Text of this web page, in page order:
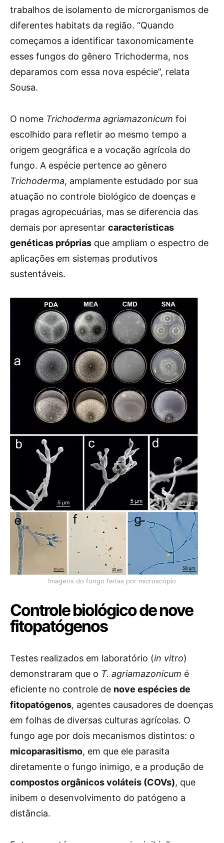
trabalhos de isolamento de microrganismos de
diferentes habitats da região. “Quando
começamos a identificar taxonomicamente
esses fungos do gênero Trichoderma, nos
deparamos com essa nova espécie”, relata
Sousa.
O nome Trichoderma agriamazonicum foi
escolhido para refletir ao mesmo tempo a
origem geográfica e a vocação agrícola do
fungo. A espécie pertence ao gênero
Trichoderma, amplamente estudado por sua
atuação no controle biológico de doenças e
pragas agropecuárias, mas se diferencia das
demais por apresentar características
genéticas próprias que ampliam o espectro de
aplicações em sistemas produtivos
sustentáveis.
Imagens do fungo feitas por microscópio
Controle biológico de nove
fitopatógenos
Testes realizados em laboratório (in vitro)
demonstraram que o T. agriamazonicum é
eficiente no controle de nove espécies de
fitopatógenos, agentes causadores de doenças
em folhas de diversas culturas agrícolas. O
fungo age por dois mecanismos distintos: o
micoparasitismo, em que ele parasita
diretamente o fungo inimigo, e a produção de
compostos orgânicos voláteis (COVs), que
inibem o desenvolvimento do patógeno a
distância.